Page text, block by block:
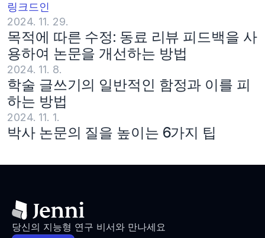
링크드인
2024. 11. 29.
목적에 따른 수정: 동료 리뷰 피드백을 사
용하여 논문을 개선하는 방법
2024. 11. 8.
학술 글쓰기의 일반적인 함정과 이를 피
하는 방법
2024. 11. 1.
박사 논문의 질을 높이는 6가지 팁
당신의 지능형 연구 비서와 만나세요